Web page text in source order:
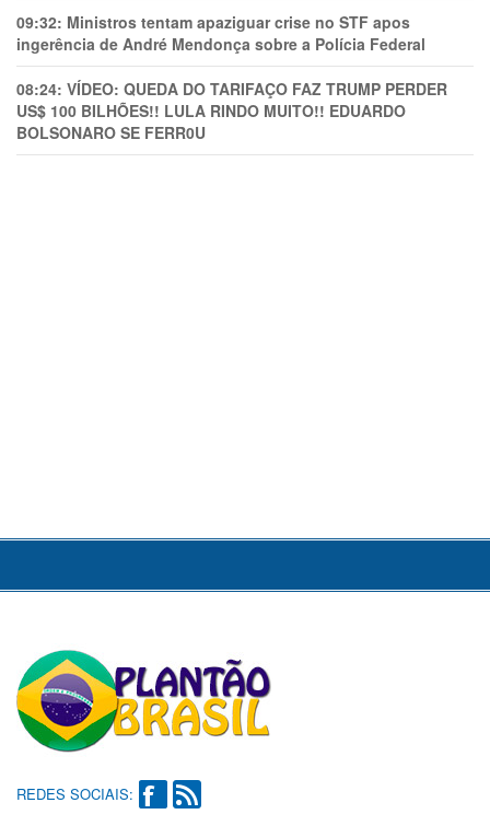
09:32: Ministros tentam apaziguar crise no STF apos
ingerência de André Mendonça sobre a Polícia Federal
08:24: VÍDEO: QUEDA DO TARIFAÇO FAZ TRUMP PERDER
US$ 100 BILHÕES!! LULA RINDO MUITO!! EDUARDO
BOLSONARO SE FERR0U
REDES SOCIAIS: